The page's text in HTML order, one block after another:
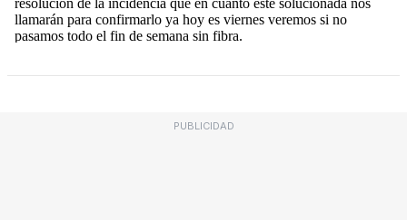
PUBLICIDAD